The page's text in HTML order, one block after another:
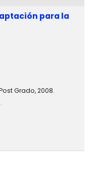
para la
Grado, 2008.
.